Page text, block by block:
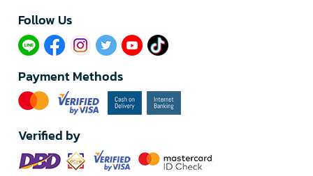
Follow Us​
Payment Methods
Verified by